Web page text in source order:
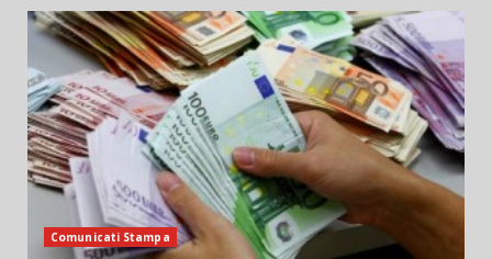
Comunicati Stampa